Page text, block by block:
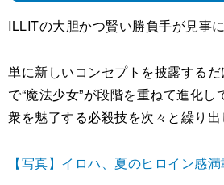
ILLITの大胆かつ賢い勝負手が見事に
単に新しいコンセプトを披露する
で“魔法少女”が段階を重ねて進化
衆を魅了する必殺技を次々と繰り出
【写真】イロハ、夏のヒロイン感